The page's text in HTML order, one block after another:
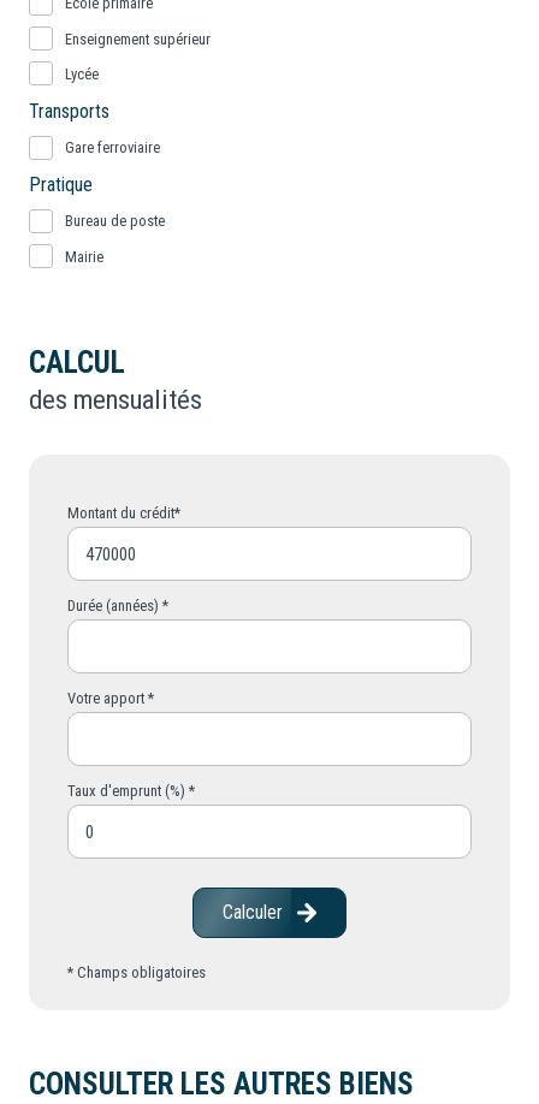
Enseignement supérieur
Lycée
Transports
Gare ferroviaire
Pratique
Bureau de poste
Mairie
CALCUL
des mensualités
Montant du crédit*
Durée (années) *
Votre apport *
Taux d'emprunt (%) *
Calculer
* Champs obligatoires
CONSULTER LES AUTRES BIENS